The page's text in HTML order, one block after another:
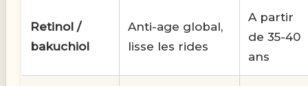
Retinol /
bakuchiol
Anti-age global,
lisse les rides
A partir
de 35-40
ans